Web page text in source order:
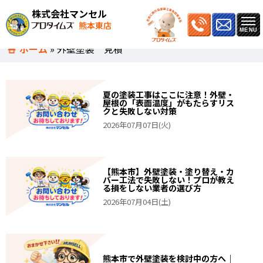
株式会社マンセル
熊本東店
ホーム »外壁塗装 見積
夏の塗装工事はここに注意！外壁・
屋根の「表面温度」がもたらすリス
クと失敗しない対策
2026年07月07日(火)
【熊本市】外壁塗装・塗り替え・カ
バー工法で失敗しない！プロが教え
る損をしない業者の選び方
2026年07月04日(土)
熊本市で外壁塗装を検討中の方へ｜